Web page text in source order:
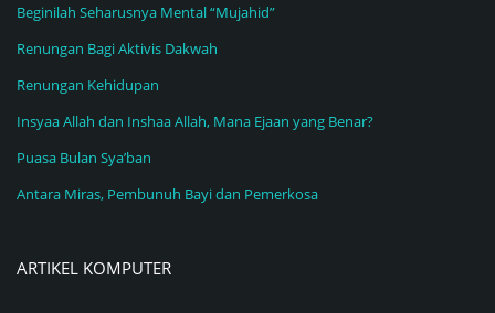
Beginilah Seharusnya Mental “Mujahid”
Renungan Bagi Aktivis Dakwah
Renungan Kehidupan
Insyaa Allah dan Inshaa Allah, Mana Ejaan yang Benar?
Puasa Bulan Sya’ban
Antara Miras, Pembunuh Bayi dan Pemerkosa
ARTIKEL KOMPUTER